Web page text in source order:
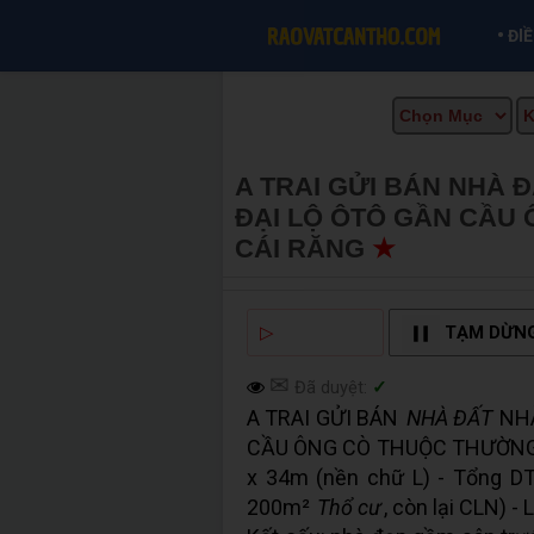
•
A TRAI GỬI BÁN NHÀ
ĐẠI LỘ ÔTÔ GẦN CẦU
CÁI RĂNG ★ MUA
▷ TẠM
✉ Đã duyệt: ✓
A TRAI GỬI BÁN NHÀ ĐẤT
CẦU ÔNG CÒ THUỘC
x 34m (nền chữ L) - Tổng
200m² Thổ cư, còn lại CLN) -